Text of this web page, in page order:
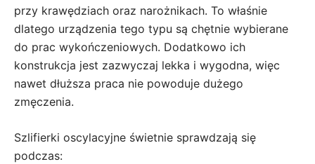
przy krawędziach oraz narożnikach. To właśnie
dlatego urządzenia tego typu są chętnie wybierane
do prac wykończeniowych. Dodatkowo ich
konstrukcja jest zazwyczaj lekka i wygodna, więc
nawet dłuższa praca nie powoduje dużego
zmęczenia.
Szlifierki oscylacyjne świetnie sprawdzają się
podczas: